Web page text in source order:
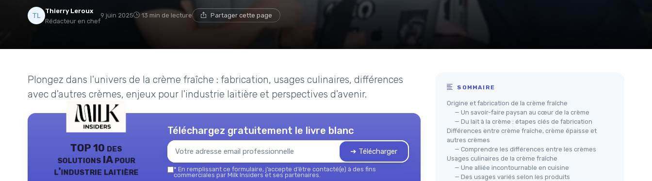
Thierry Leroux
Rédacteur en chef
9 juin 2025 13 min de lecture Partager cette page
Plongez dans l'univers de la crème fraîche : fabrication, usages culinaires, différences
avec d'autres crèmes, enjeux pour l'industrie laitière et perspectives d'avenir.
TOP 10 des
solutions IA pour
l'industrie laitière
Téléchargez gratuitement le livre blanc
➔ Télécharger
* En remplissant ce formulaire, j’accepte d’être contacté(e) à des fins
commerciales par Milk Insiders et ses partenaires.
SOMMAIRE
Origine et fabrication de la crème fraîche
— Un savoir-faire paysan au cœur de la crème
— Du lait à la crème : étapes clés de fabrication
Différences entre crème fraîche, crème épaisse et
autres crèmes
— Comprendre les différences entre les crèmes
Usages culinaires de la crème fraîche
— Une alliée incontournable en cuisine
— Des usages variés selon les produits